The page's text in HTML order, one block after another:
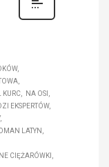
KURC
NA OSI
EKSPERTÓW
LATYN
CIĘŻARÓWKI